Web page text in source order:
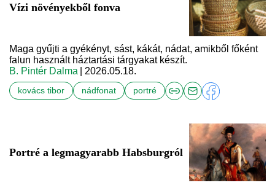
Vízi növényekből fonva
Maga gyűjti a gyékényt, sást, kákát, nádat, amikből főként
falun használt háztartási tárgyakat készít.
B. Pintér Dalma
| 2026.05.18.
kovács tibor nádfonat portré
Portré a legmagyarabb Habsburgról